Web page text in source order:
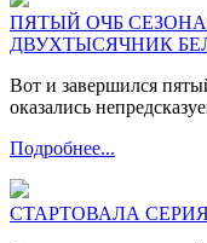
ПЯТЫЙ ОЧБ
ДВУХТЫСЯЧНИК
Вот и завершился
оказались
Подробнее...
СТАРТОВАЛА